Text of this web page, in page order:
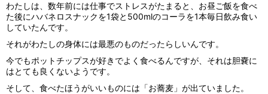
わたしは、数年前には仕事でストレスがたまると、お昼ご飯を食べ
た後にハバネロスナックを1袋と500mlのコーラを1本毎日飲み食い
していたんです。
それがわたしの身体には最悪のものだったらしいんです。
今でもポットチップスが好きでよく食べるんですが、それは胆嚢に
はとても良くないようです。
そして、食べたほうがいいものには「お蕎麦」が出ていました。